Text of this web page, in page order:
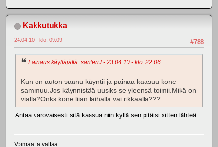
Kakkutukka
#788
24.04.10 - klo: 09.09
Lainaus käyttäjältä: santeriJ - 23.04.10 - klo: 22.06
Kun on auton saanu käyntii ja painaa kaasuu kone
sammuu.Jos käynnistää uusiks se yleensä toimii.Mikä on
vialla?Onks kone liian laihalla vai rikkaalla???
Antaa varovaisesti sitä kaasua niin kyllä sen pitäisi sitten lähteä.
Voimaa ja valtaa.